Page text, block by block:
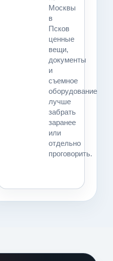
Москвы
в
Псков
ценные
вещи,
документы
и
съемное
оборудование
лучше
забрать
заранее
или
отдельно
проговорить.